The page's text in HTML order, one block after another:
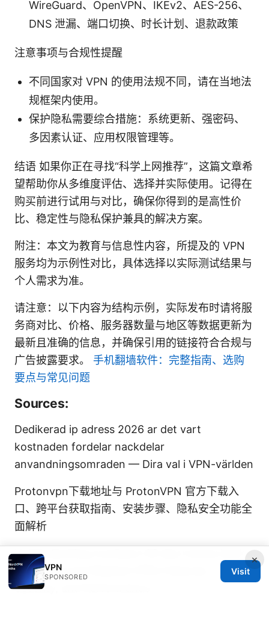
WireGuard、OpenVPN、IKEv2、AES-256、
DNS 泄漏、端口切换、时长计划、退款政策
注意事项与合规性提醒
不同国家对 VPN 的使用法规不同，请在当地法
规框架内使用。
保护隐私需要综合措施：系统更新、强密码、
多因素认证、应用权限管理等。
结语 如果你正在寻找“科学上网推荐”，这篇文章希
望帮助你从多维度评估、选择并实际使用。记得在
购买前进行试用与对比，确保你得到的是高性价
比、稳定性与隐私保护兼具的解决方案。
附注：本文为教育与信息性内容，所提及的 VPN
服务均为示例性对比，具体选择以实际测试结果与
个人需求为准。
请注意：以下内容为结构示例，实际发布时请将服
务商对比、价格、服务器数量与地区等数据更新为
最新且准确的信息，并确保引用的链接符合合规与
广告披露要求。 手机翻墙软件：完整指南、选购
要点与常见问题
Sources:
Dedikerad ip adress 2026 ar det vart
kostnaden fordelar nackdelar
anvandningsomraden — Dira val i VPN-världen
Protonvpn下载地址与 ProtonVPN 官方下载入
口、跨平台获取指南、安装步骤、隐私安全功能全
面解析
Understanding nordvpns 30 day money back
guarantee and Related VPNs Features,
Security, and Performance
×
VPN
SPONSORED
Visit